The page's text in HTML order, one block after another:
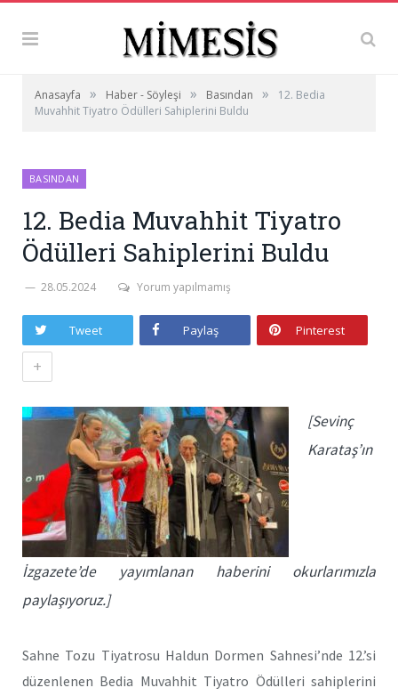
Anasayfa » Haber - Söyleşi » Basından »
12. Bedia
Muvahhit Tiyatro Ödülleri Sahiplerini Buldu
BASINDAN
12. Bedia Muvahhit Tiyatro
Ödülleri Sahiplerini Buldu
28.05.2024 Yorum yapılmamış
Tweet Paylaş Pinterest
+
[Sevinç
Karataş’ın
İzgazete’de yayımlanan haberini okurlarımızla
paylaşıyoruz.]
Sahne Tozu Tiyatrosu Haldun Dormen Sahnesi’nde 12.’si
düzenlenen Bedia Muvahhit Tiyatro Ödülleri sahiplerini